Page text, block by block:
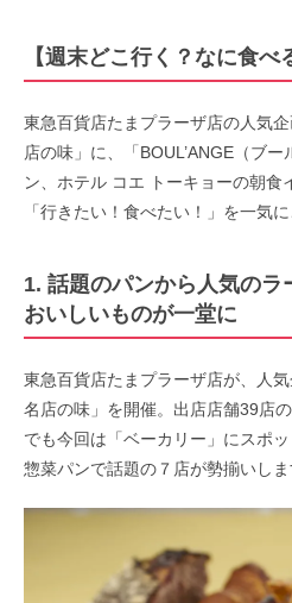
【週末どこ行く？なに食べ
東急百貨店たまプラーザ店の人気
店の味」に、「BOUL’ANGE（ブ
ン、ホテル コエ トーキョーの朝食
「行きたい！食べたい！」を一気に
1. 話題のパンから人気の
おいしいものが一堂に
東急百貨店たまプラーザ店が、人
名店の味」を開催。出店店舗39店
でも今回は「ベーカリー」にスポ
惣菜パンで話題の７店が勢揃いしま